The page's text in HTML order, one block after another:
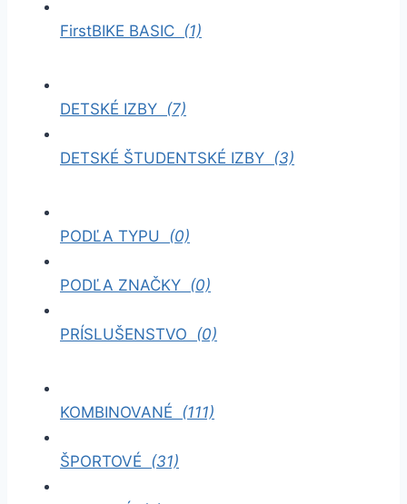
FirstBIKE BASIC (1)
DETSKÉ IZBY (7)
DETSKÉ ŠTUDENTSKÉ IZBY (3)
PODĽA TYPU (0)
PODĽA ZNAČKY (0)
PRÍSLUŠENSTVO (0)
KOMBINOVANÉ (111)
ŠPORTOVÉ (31)